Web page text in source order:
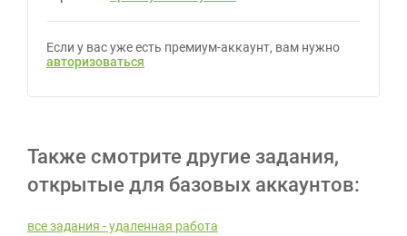
Если у вас уже есть премиум-аккаунт, вам нужно
авторизоваться
Также смотрите другие задания,
открытые для базовых аккаунтов:
все задания - удаленная работа